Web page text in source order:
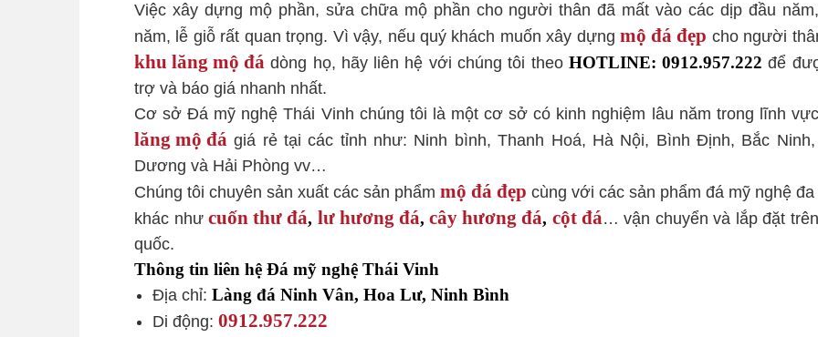
Việc xây dựng mộ phần, sửa chữa mộ phần cho người thân đã mất vào các dịp đầu
năm, lễ giỗ rất quan trọng. Vì vậy, nếu quý khách muốn xây dựngmộ đá đẹp cho người
khu lăng mộ đá dòng họ, hãy liên hệ với chúng tôi theo HOTLINE: 0912.957.222 để
trợ và báo giá nhanh nhất.
Cơ sở Đá mỹ nghệ Thái Vinh chúng tôi là một cơ sở có kinh nghiệm lâu năm trong lĩnh
lăng mộ đá giá rẻ tại các tỉnh như: Ninh bình, Thanh Hoá, Hà Nội, Bình Định, Bắc
Dương và Hải Phòng vv…
Chúng tôi chuyên sản xuất các sản phẩm mộ đá đẹp cùng với các sản phẩm đá mỹ nghệ đa
khác như cuốn thư đá, lư hương đá, cây hương đá, cột đá… vận chuyển và lắp đặt
quốc.
Thông tin liên hệ Đá mỹ nghệ Thái Vinh
Địa chỉ: Làng đá Ninh Vân, Hoa Lư, Ninh Bình
Di động: 0912.957.222